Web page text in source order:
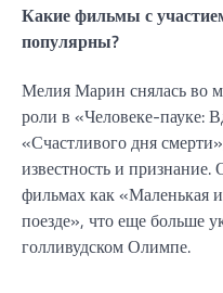
Какие фильмы с
популярны?
Мелия Марин снялась во
роли в «Человеке-пауке:
«Счастливого дня
известность и признание.
фильмах как «Маленькая
поезде», что еще больше
голливудском Олимпе.